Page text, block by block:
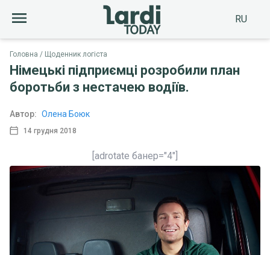
RU
Головна Щоденник логіста
Німецькі підприємці розробили план
боротьби з нестачею водіїв.
14 грудня 2018
Автор: Олена Боюк
[adrotate банер="4"]